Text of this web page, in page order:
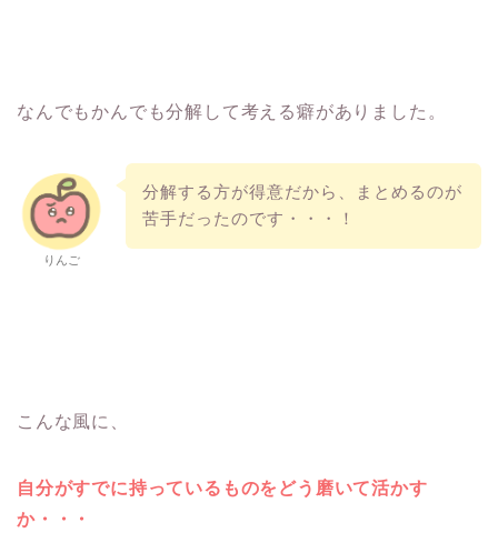
なんでもかんでも分解して考える癖がありました。
りんご
分解する方が得意だから、まとめるのが
苦手だったのです・・・！
こんな風に、
自分がすでに持っているものをどう磨いて活かす
か・・・